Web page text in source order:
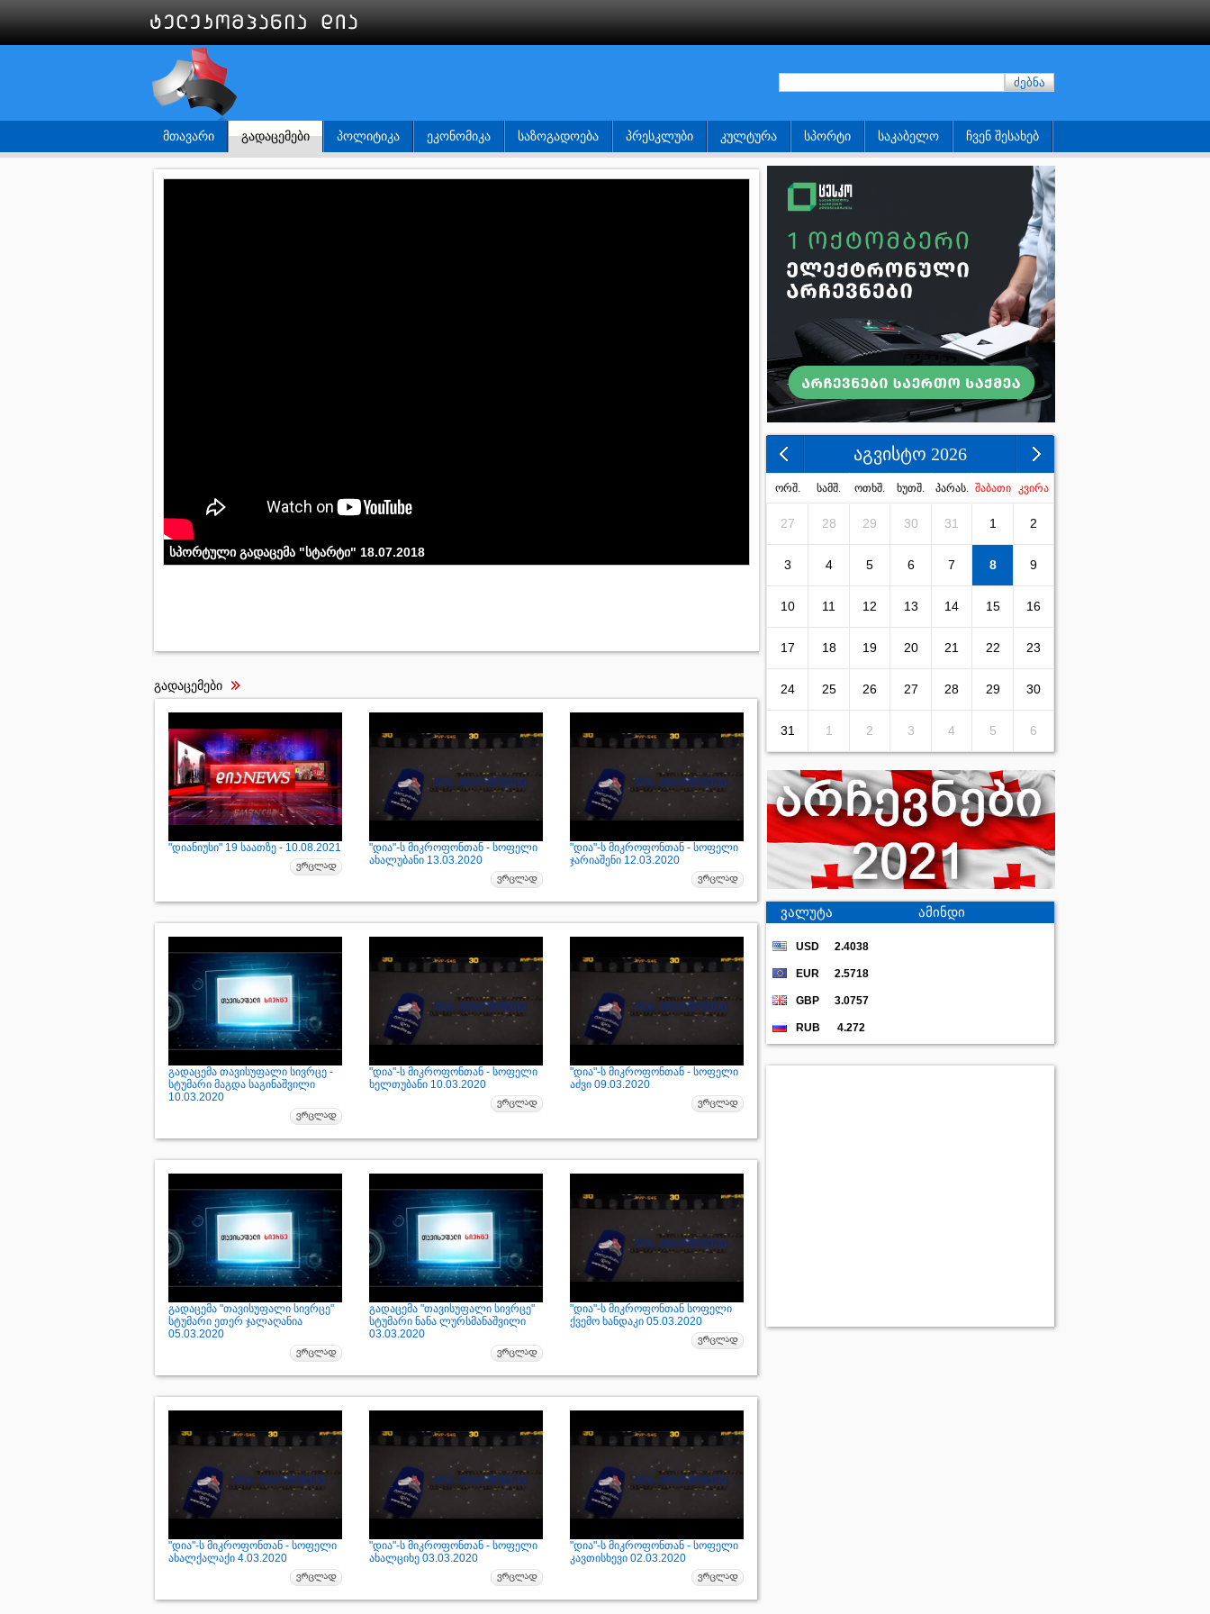
ძებნა
ᲛᲗᲐᲕᲐᲠᲘ ᲒᲐᲓᲐᲪᲔᲛᲔᲑᲘ ᲞᲝᲚᲘᲢᲘᲙᲐ ᲔᲙᲝᲜᲝᲛᲘᲙᲐ ᲡᲐᲖᲝᲒᲐᲓᲝᲔᲑᲐ ᲞᲠᲔᲡᲙᲚᲣᲑᲘ ᲙᲣᲚᲢᲣᲠᲐ ᲡᲞᲝᲠᲢᲘ ᲡᲐᲙᲐᲑᲔᲚᲝ ᲩᲕᲔᲜ ᲨᲔᲡᲐᲮᲔᲑ
სპორტული გადაცემა "სტარტი" 18.07.2018
გადაცემები
"დიანიუსი" 19 საათზე - 10.08.2021
"დია"-ს მიკროფონთან - სოფელი
ახალუბანი 13.03.2020
"დია"-ს მიკროფონთან - სოფელი
ჯარიაშენი 12.03.2020
გადაცემა თავისუფალი სივრცე -
სტუმარი მაგდა საგინაშვილი
10.03.2020
"დია"-ს მიკროფონთან - სოფელი
ხელთუბანი 10.03.2020
"დია"-ს მიკროფონთან - სოფელი
აძვი 09.03.2020
გადაცემა "თავისუფალი სივრცე"
სტუმარი ეთერ ჯალაღანია
05.03.2020
გადაცემა "თავისუფალი სივრცე"
სტუმარი ნანა ლურსმანაშვილი
03.03.2020
"დია"-ს მიკროფონთან სოფელი
ქვემო ხანდაკი 05.03.2020
"დია"-ს მიკროფონთან - სოფელი
ახალქალაქი 4.03.2020
"დია"-ს მიკროფონთან - სოფელი
ახალციხე 03.03.2020
"დია"-ს მიკროფონთან - სოფელი
კავთისხევი 02.03.2020
აგვისტო 2026
ორშ. სამშ. ოთხშ. ხუთშ. პარას. შაბათი კვირა
27 28 29 30 31 1 2
3 4 5 6 7 8 9
10 11 12 13 14 15 16
17 18 19 20 21 22 23
24 25 26 27 28 29 30
31 1 2 3 4 5 6
ვალუტა ამინდი
USD 2.4038
EUR 2.5718
GBP 3.0757
RUB 4.272